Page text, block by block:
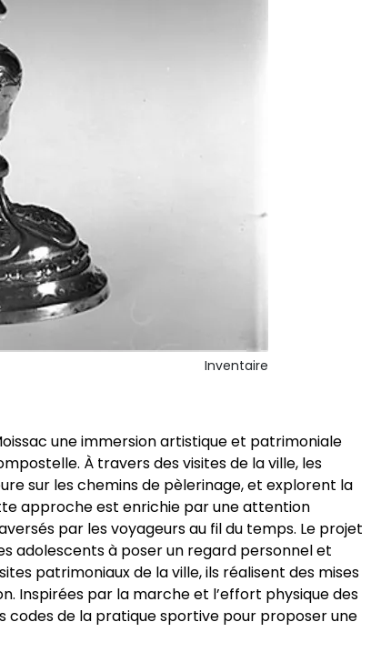
Inventaire
une immersion artistique et patrimoniale
À travers des visites de la ville, les
sur les chemins de pèlerinage, et explorent la
approche est enrichie par une attention
par les voyageurs au fil du temps. Le projet
adolescents à poser un regard personnel et
patrimoniaux de la ville, ils réalisent des mises
Inspirées par la marche et l’effort physique des
codes de la pratique sportive pour proposer une